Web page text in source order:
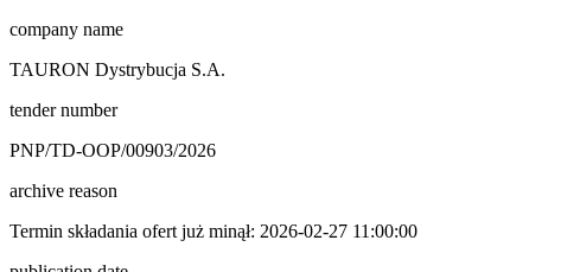
company name
TAURON Dystrybucja S.A.
tender number
PNP/TD-OOP/00903/2026
archive reason
Termin składania ofert już minął: 2026-02-27 11:00:00